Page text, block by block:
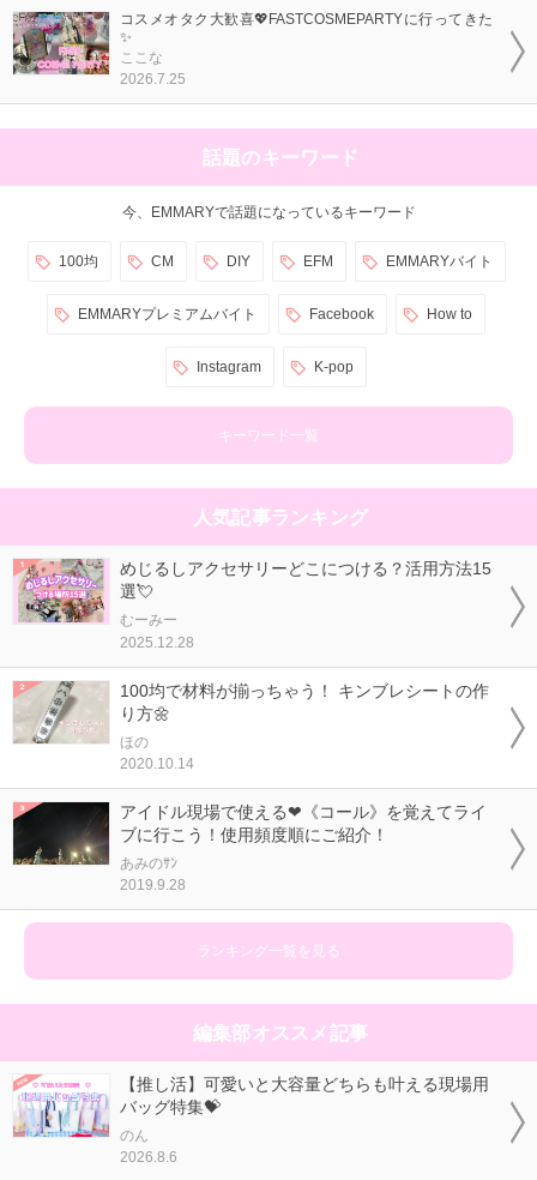
コスメオタク大歓喜💖FASTCOSMEPARTYに行ってきた
✨
ここな
2026.7.25
話題のキーワード
今、EMMARYで話題になっているキーワード
100均 CM DIY EFM EMMARYバイト
EMMARYプレミアムバイト Facebook How to
Instagram K-pop
キーワード一覧
人気記事ランキング
めじるしアクセサリーどこにつける？活用方法15
選💘
むーみー
2025.12.28
100均で材料が揃っちゃう！ キンブレシートの作
り方🌼
ほの
2020.10.14
アイドル現場で使える❤《コール》を覚えてライ
ブに行こう！使用頻度順にご紹介！
あみのｻﾝ
2019.9.28
ランキング一覧を見る
編集部オススメ記事
【推し活】可愛いと大容量どちらも叶える現場用
バッグ特集💝
のん
2026.8.6